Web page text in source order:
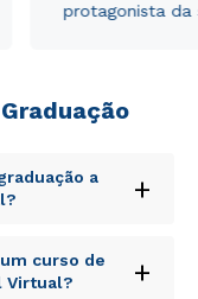
protagonista da
a
+
error sit
laudantium,
curso de
Virtual?
+